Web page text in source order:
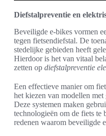
Diefstalpreventie en
Beveiligde e-bikes vormen
tegen fietsendiefstal. De
stedelijke gebieden heeft
Hierdoor is het van vitaal
zetten op diefstalpreventie
Een effectieve manier om
het kiezen van modellen met
Deze systemen maken
technologieën om de fiets te
redenen waarom beveiligde